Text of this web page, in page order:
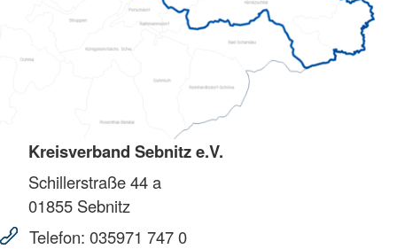
Kreisverband Sebnitz e.V.
Schillerstraße 44 a
01855 Sebnitz
Telefon: 035971 747 0